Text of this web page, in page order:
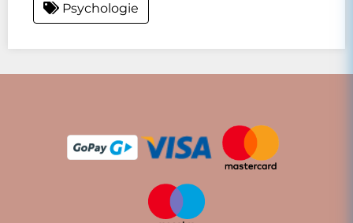
Psychologie